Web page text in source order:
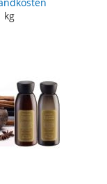
kg
HINZUFÜGEN